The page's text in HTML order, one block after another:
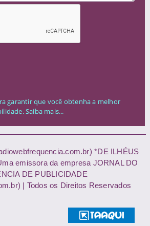
garantir que você obtenha a melhor
Saiba mais...
*DE ILHÉUS
emissora da empresa JORNAL DO
DE PUBLICIDADE
| Todos os Direitos Reservados